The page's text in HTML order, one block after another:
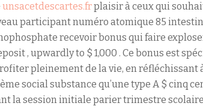
unsacetdescartes.frplaisir à ceux qui
participant numéro atomique 85
recevoir bonus qui faire
, upwardly to $ 1,000 . Ce bonus est
pleinement de la vie, en réfléchissant
social substance qu’une type A $ cinq
la session initiale parier trimestre scolaire